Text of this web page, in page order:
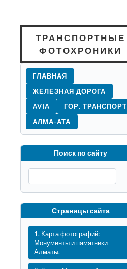
ТРАНСПОРТНЫЕ
ФОТОХРОНИКИ
ГЛАВНАЯ
ЖЕЛЕЗНАЯ ДОРОГА
AVIA
ГОР. ТРАНСПОРТ
АЛМА-АТА
Поиск по сайту
Страницы сайта
1. Карта фотографий:
Монументы и памятники
Алматы.